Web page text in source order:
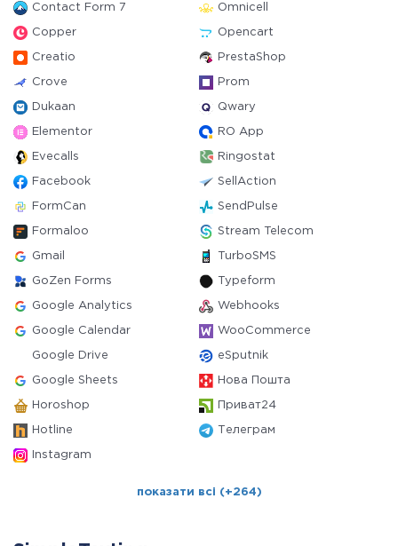
Contact Form 7 Omnicell
Copper Opencart
Creatio PrestaShop
Crove Prom
Dukaan Qwary
Elementor RO App
Evecalls Ringostat
Facebook SellAction
FormCan SendPulse
Formaloo Stream Telecom
Gmail TurboSMS
GoZen Forms Typeform
Google Analytics Webhooks
Google Calendar WooCommerce
Google Drive eSputnik
Google Sheets Нова Пошта
Horoshop Приват24
Hotline Телеграм
Instagram
показати всі (+264)